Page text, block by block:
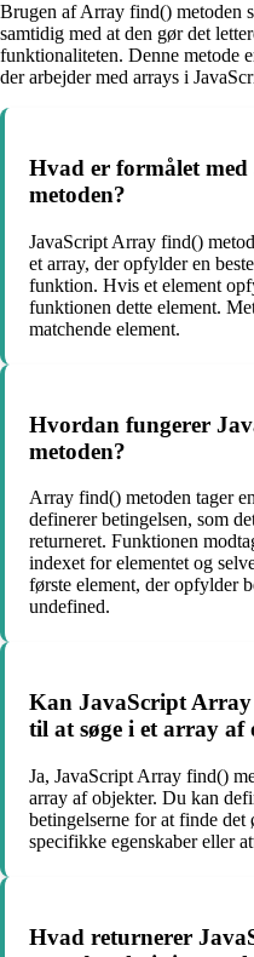
Brugen af Array find() metoden
samtidig med at den gør det
funktionaliteten. Denne metode
der arbejder med arrays i
Hvad er formålet
metoden?
JavaScript Array find()
et array, der opfylder en
funktion. Hvis et element
funktionen dette element.
matchende element.
Hvordan fungerer
metoden?
Array find() metoden tager
definerer betingelsen, som
returneret. Funktionen
indexet for elementet og
første element, der opfylder
undefined.
Kan JavaScript Array
til at søge i et array af
Ja, JavaScript Array find()
array af objekter. Du kan
betingelserne for at finde det
specifikke egenskaber eller
Hvad returnerer